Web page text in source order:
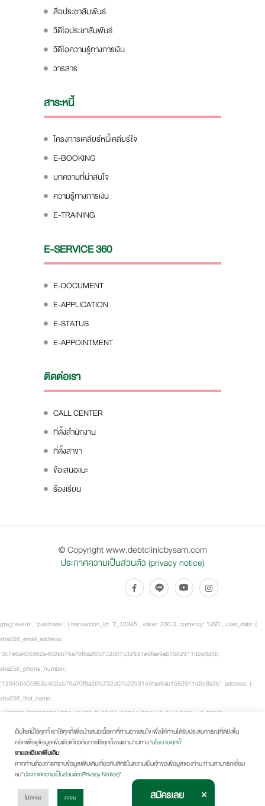
สื่อประชาสัมพันธ์
วิดีโอประชาสัมพันธ์
วิดีโอความรู้ทางการเงิน
วารสาร
สาระหนี้
โครงการเคลียร์หนี้เคลียร์ใจ
E-BOOKING
บทความที่น่าสนใจ
ความรู้ทางการเงิน
E-TRAINING
E-SERVICE 360
E-DOCUMENT
E-APPLICATION
E-STATUS
E-APPOINTMENT
ติดต่อเรา
CALL CENTER
ที่ตั้งสำนักงาน
ที่ตั้งสาขา
ข้อเสนอแนะ
ร้องเรียน
© Copyright www.debtclinicbysam.com
ประกาศความเป็นส่วนตัว (privacy notice)
เว็บไซต์นี้ใช้คุกกี้ เราใช้คุกกี้เพื่อนำเสนอเนื้อหาที่ท่านอาจสนใจ เพื่อให้ท่านได้รับประสบการณ์ที่ดียิ่งขึ้น
คลิกเพื่อดูข้อมูลเพิ่มเติมเกี่ยวกับการใช้คุกกี้ของเราผ่านทาง ‘นโยบายคุกกี้’
รายละเอียดเพิ่มเติม
หากท่านต้องการทราบข้อมูลเพิ่มเติมเกี่ยวกับสิทธิในความเป็นเจ้าของข้อมูลของท่าน ท่านสามารถเยี่ยม
ชม"ประกาศความเป็นส่วนตัว (Privacy Notice)"
ไม่ตกลง ตกลง ×
สมัครเลย
gtag('event', 'purchase', { transaction_id: 'T_12345', value: 200.0, currency: 'USD', user_data: {
sha256_email_address:
'0c7e6a405862e402eb76a70f8a26fc732d07c32931e9fae9ab1582911d2e8a3b',
sha256_phone_number:
'123456405862e402eb76a70f8a26fc732d07c32931e9fae9ab1582911d2e8a3b', address: {
sha256_first_name:
'4f23798d92708359b734a18172c9c864f1d48044a754115a0d4b843bca3a5332',
sha256_last_name:
'fd53ef835b15485572a6e82cf470dcb41fd218ae5751ab7531c956a2a6bcd3c7', city: 'City
Town', region: 'CA', postal_code: '54321', country: 'US' } }, items: [ { item_id: 'SKU_12345',
item_name: 'Fancy-MaxSpeed2.0 Black', item_brand: 'Fancy Sneakers', item_category: 'Shoes -
Running Shoes', price: 100.0, quantity: 2 } ], tt_external_id:
'b9c5fdaea74ee1c31705b764389895371b8d416c5cae8740e7f89082a9fcdc0a',